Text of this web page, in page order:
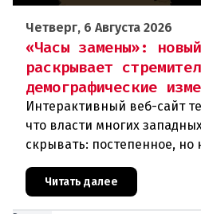
Четверг, 6 Августа 2026
«Часы замены»:
раскрывает
демографические
Интерактивный веб-сайт
что власти многих
скрывать: постепенное, но
сокращение численности
европейского
Читать далее